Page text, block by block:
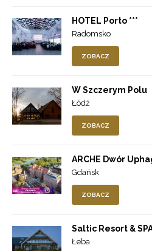
HOTEL Porto ***
Radomsko
ZOBACZ
W Szczerym Polu
Łódź
ZOBACZ
ARCHE Dwór
Gdańsk
ZOBACZ
Saltic Resort &
Łeba